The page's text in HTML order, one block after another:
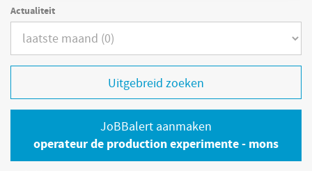
Actualiteit
Uitgebreid zoeken
JoBBalert aanmaken
operateur de production experimente - mons